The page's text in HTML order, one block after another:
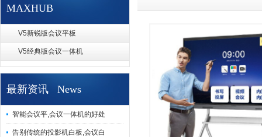
MAXHUB
V5新锐版会议平板
V5经典版会议一体机
最新资讯 News
智能会议平,会议一体机的好处
告别传统的投影机白板,会议白